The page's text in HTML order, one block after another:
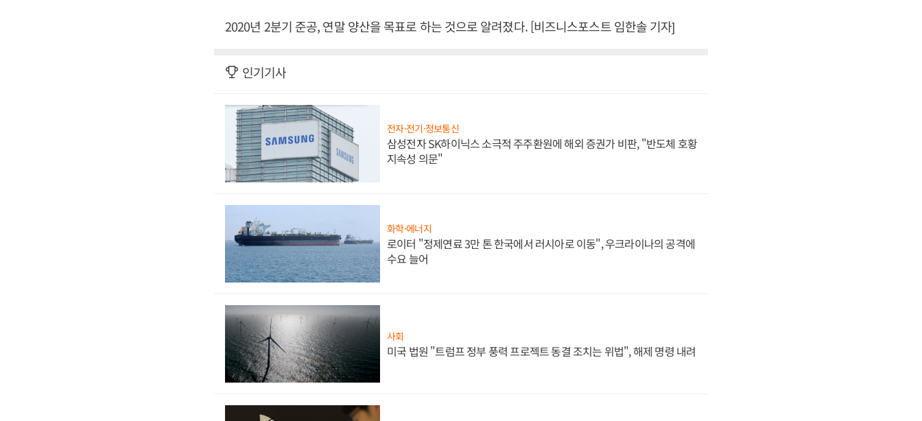
2020년 2분기 준공, 연말 양산을 목표로 하는 것으로 알려졌다. [비즈니스포스트 임한솔 기자]
인기기사
전자·전기·정보통신
삼성전자 SK하이닉스 소극적 주주환원에 해외 증권가 비판, "반도체 호황
지속성 의문"
화학·에너지
로이터 "정제연료 3만 톤 한국에서 러시아로 이동", 우크라이나의 공격에
수요 늘어
사회
미국 법원 "트럼프 정부 풍력 프로젝트 동결 조치는 위법", 해제 명령 내려